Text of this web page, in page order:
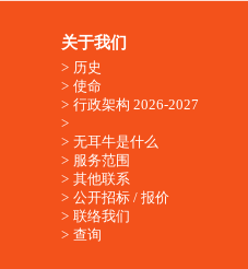
关于我们
历史
使命
行政架构 2026-2027
无耳牛是什么
服务范围
其他联系
公开招标 / 报价
联络我们
查询